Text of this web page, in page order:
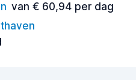
van € 60,94 per dag